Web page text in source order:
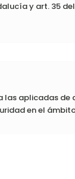
y art. 35
aplicadas
en el